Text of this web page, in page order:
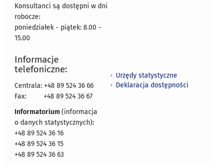
Konsultanci są dostępni w dni
robocze:
poniedziałek - piątek: 8.00 -
15.00
Informacje
telefoniczne:
Centrala: +48 89 524 36 66
Fax:
+48 89 524 36 67
Informatorium (informacja
o danych statystycznych):
+48 89 524 36 16
+48 89 524 36 15
+48 89 524 36 63
Urzędy statystyczne
Deklaracja dostępności